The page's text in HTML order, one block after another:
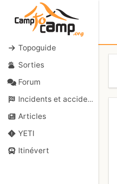
Topoguide
Sorties
Forum
Incidents et accidents
Articles
YETI
Itinévert